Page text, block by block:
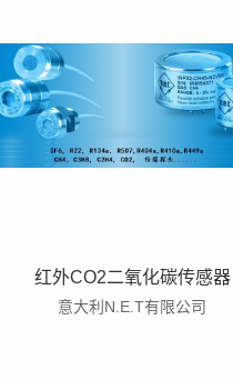
红外CO2二氧化碳传感器
意大利N.E.T有限公司